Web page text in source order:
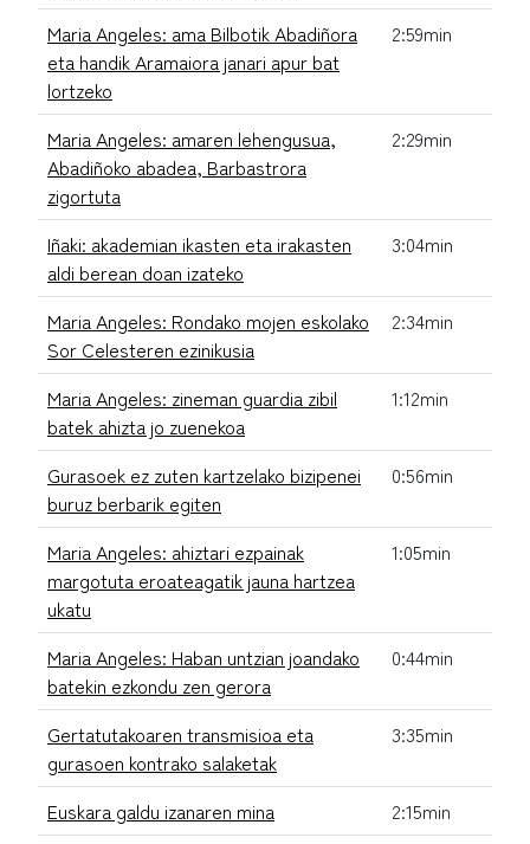
Maria Angeles: ama Bilbotik Abadiñora
eta handik Aramaiora janari apur bat
lortzeko
2:59min
Maria Angeles: amaren lehengusua,
Abadiñoko abadea, Barbastrora
zigortuta
2:29min
Iñaki: akademian ikasten eta irakasten
aldi berean doan izateko
3:04min
Maria Angeles: Rondako mojen eskolako
Sor Celesteren ezinikusia
2:34min
Maria Angeles: zineman guardia zibil
batek ahizta jo zuenekoa
1:12min
Gurasoek ez zuten kartzelako bizipenei
buruz berbarik egiten
0:56min
Maria Angeles: ahiztari ezpainak
margotuta eroateagatik jauna hartzea
ukatu
1:05min
Maria Angeles: Haban untzian joandako
batekin ezkondu zen gerora
0:44min
Gertatutakoaren transmisioa eta
gurasoen kontrako salaketak
3:35min
Euskara galdu izanaren mina 2:15min